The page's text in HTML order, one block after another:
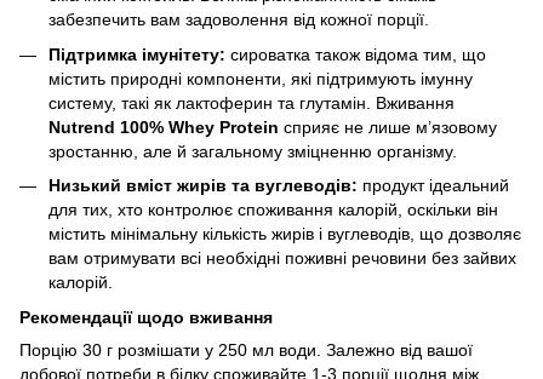
забезпечить вам задоволення від кожної порції.
Підтримка імунітету: сироватка також відома тим, що
містить природні компоненти, які підтримують імунну
систему, такі як лактоферин та глутамін. Вживання
Nutrend 100% Whey Protein сприяє не лише м’язовому
зростанню, але й загальному зміцненню організму.
Низький вміст жирів та вуглеводів: продукт ідеальний
для тих, хто контролює споживання калорій, оскільки він
містить мінімальну кількість жирів і вуглеводів, що дозволяє
вам отримувати всі необхідні поживні речовини без зайвих
калорій.
Рекомендації щодо вживання
Порцію 30 г розмішати у 250 мл води. Залежно від вашої
добової потреби в білку споживайте 1-3 порції щодня між